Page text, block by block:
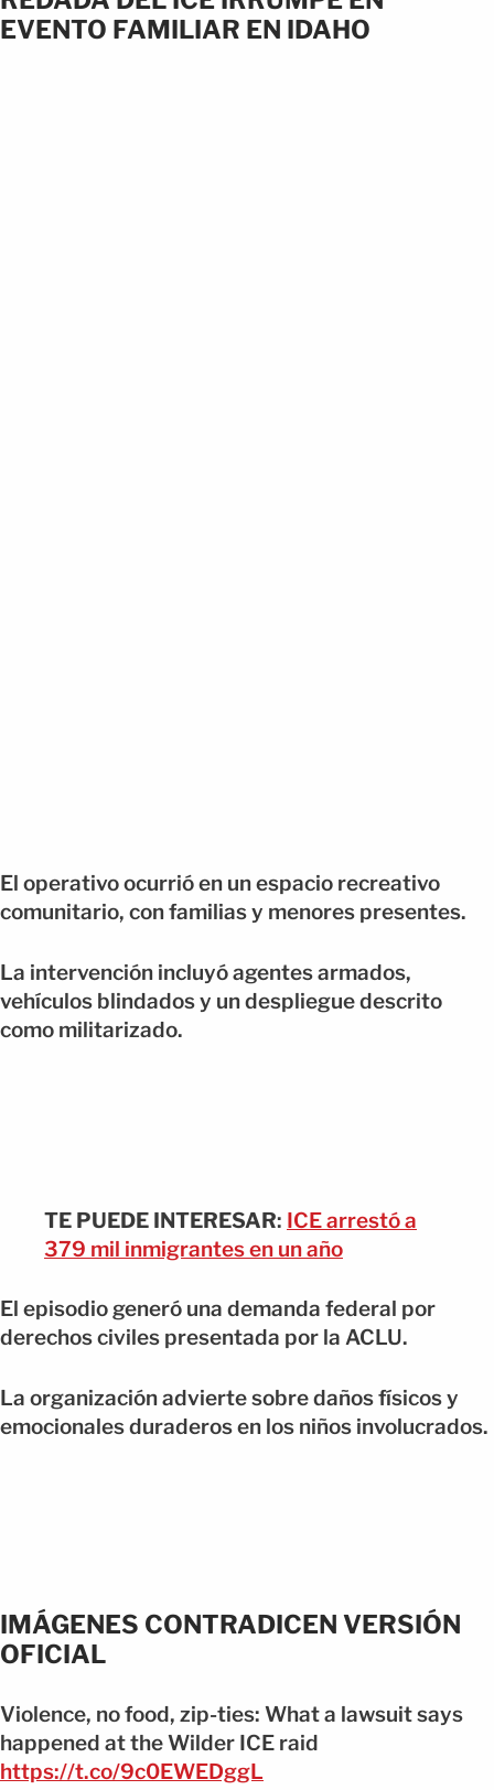
EVENTO FAMILIAR EN IDAHO
El operativo ocurrió en un espacio recreativo
comunitario, con familias y menores presentes.
La intervención incluyó agentes armados,
vehículos blindados y un despliegue descrito
como militarizado.
TE PUEDE INTERESAR: ICE arrestó a
379 mil inmigrantes en un año
El episodio generó una demanda federal por
derechos civiles presentada por la ACLU.
La organización advierte sobre daños físicos y
emocionales duraderos en los niños involucrados.
IMÁGENES CONTRADICEN VERSIÓN
OFICIAL
Violence, no food, zip-ties: What a lawsuit says
happened at the Wilder ICE raid
https://t.co/9c0EWEDggL